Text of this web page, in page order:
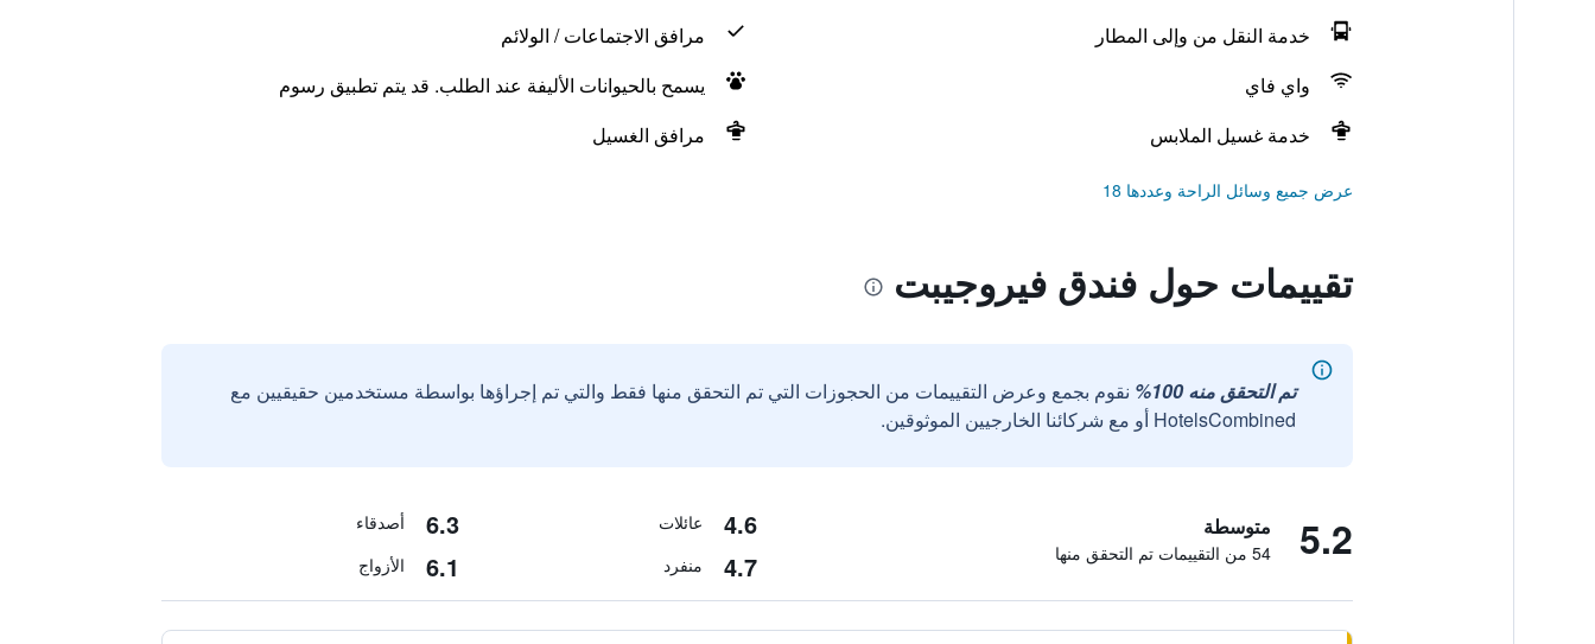
خدمة النقل من وإلى المطار
مرافق الاجتماعات / الولائم
واي فاي
يسمح بالحيوانات الأليفة عند الطلب. قد يتم تطبيق رسوم
خدمة غسيل الملابس
مرافق الغسيل
عرض جميع وسائل الراحة وعددها 18
تقييمات حول فندق فيروجيبت
تم التحقق منه 100%
نقوم بجمع وعرض التقييمات من الحجوزات التي تم التحقق منها فقط والتي تم إجراؤها بواسطة مستخدمين حقيقيين مع
HotelsCombined أو مع شركائنا الخارجيين الموثوقين.
5.2 متوسطة
54 من التقييمات تم التحقق منها
4.6 عائلات 6.3 أصدقاء
4.7 منفرد 6.1 الأزواج